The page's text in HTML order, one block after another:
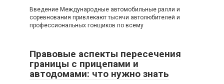
Введение Международные автомобильные ралли и
соревнования привлекают тысячи автолюбителей и
профессиональных гонщиков по всему
Правовые аспекты пересечения
границы с прицепами и
автодомами: что нужно знать